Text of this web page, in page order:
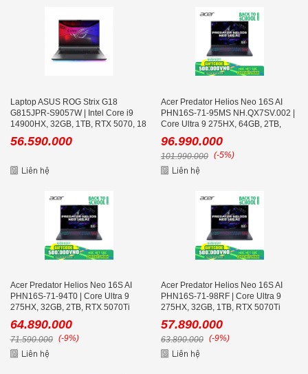
Laptop ASUS ROG Strix G18
G815JPR-S9057W | Intel Core i9
14900HX, 32GB, 1TB, RTX 5070, 18
inch 2.5K 240Hz
56.590.000
Acer Predator Helios Neo 16S AI
PHN16S-71-95MS NH.QX7SV.002 |
Core Ultra 9 275HX, 64GB, 2TB,
RTX 5070 Ti 12GB, 16 inch 2K+
OLED 240Hz
96.990.000
101.990.000 (-5%)
Acer Predator Helios Neo 16S AI
PHN16S-71-94T0 | Core Ultra 9
275HX, 32GB, 2TB, RTX 5070Ti
12GB, 16 icnh 2K+ OLED 240Hz
64.890.000
71.590.000 (-9%)
Acer Predator Helios Neo 16S AI
PHN16S-71-98RF | Core Ultra 9
275HX, 32GB, 1TB, RTX 5070Ti
12GB, 16 icnh 2K+ OLED 240Hz
57.890.000
63.890.000 (-9%)